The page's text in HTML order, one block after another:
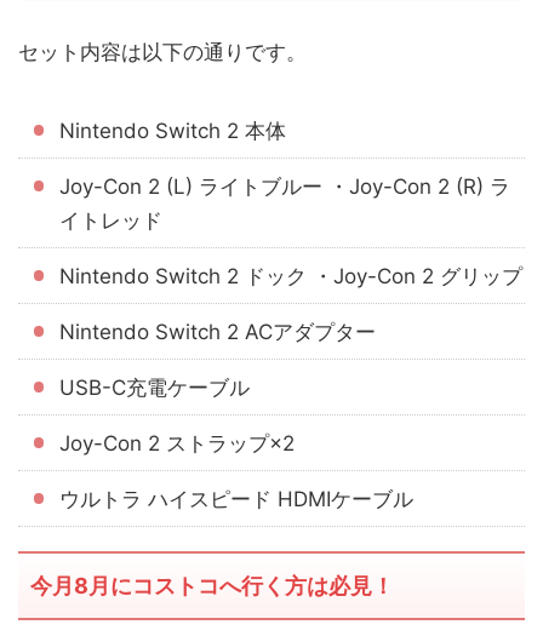
セット内容は以下の通りです。
Nintendo Switch 2 本体
Joy-Con 2 (L) ライトブルー ・Joy-Con 2 (R) ラ
イトレッド
Nintendo Switch 2 ドック ・Joy-Con 2 グリップ
Nintendo Switch 2 ACアダプター
USB-C充電ケーブル
Joy-Con 2 ストラップ×2
ウルトラ ハイスピード HDMIケーブル
今月8月にコストコへ行く方は必見！